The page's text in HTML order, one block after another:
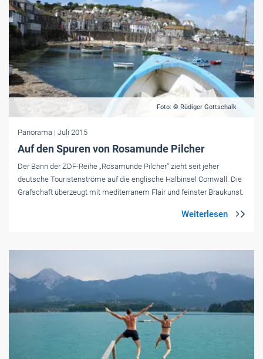
Foto: © Rüdiger Gottschalk
Panorama | Juli 2015
Auf den Spuren von Rosamunde Pilcher
Der Bann der ZDF-Reihe „Rosamunde Pilcher“ zieht seit jeher
deutsche Touristenströme auf die englische Halbinsel Cornwall. Die
Grafschaft überzeugt mit mediterranem Flair und feinster Braukunst.